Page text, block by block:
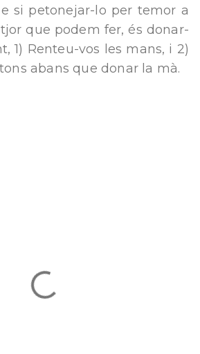
si petonejar-lo per temor a
que podem fer, és donar-
1) Renteu-vos les mans, i 2)
abans que donar la mà.